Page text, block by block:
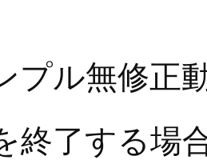
プル無修正
終了する場